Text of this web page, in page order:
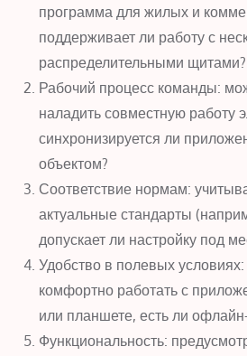
программа для жилых и
поддерживает ли работу с
распределительными щитами?
Рабочий процесс команды:
наладить совместную работу
синхронизируется ли
объектом?
Соответствие нормам:
актуальные стандарты
допускает ли настройку под
Удобство в полевых условиях:
комфортно работать с
или планшете, есть ли
Функциональность: